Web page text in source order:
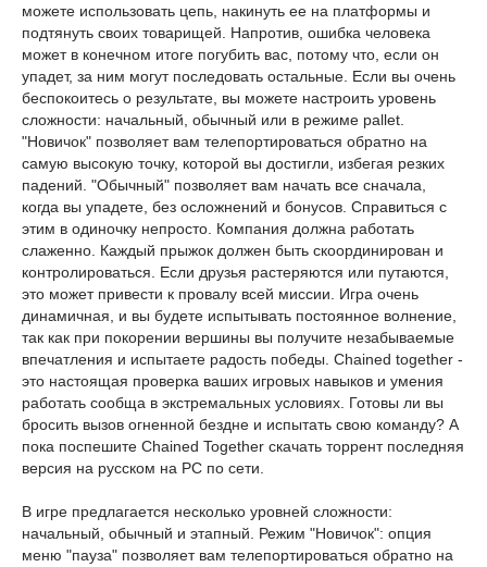
можете использовать цепь, накинуть ее на платформы и
подтянуть своих товарищей. Напротив, ошибка человека
может в конечном итоге погубить вас, потому что, если он
упадет, за ним могут последовать остальные. Если вы очень
беспокоитесь о результате, вы можете настроить уровень
сложности: начальный, обычный или в режиме pallet.
"Новичок" позволяет вам телепортироваться обратно на
самую высокую точку, которой вы достигли, избегая резких
падений. "Обычный" позволяет вам начать все сначала,
когда вы упадете, без осложнений и бонусов. Справиться с
этим в одиночку непросто. Компания должна работать
слаженно. Каждый прыжок должен быть скоординирован и
контролироваться. Если друзья растеряются или путаются,
это может привести к провалу всей миссии. Игра очень
динамичная, и вы будете испытывать постоянное волнение,
так как при покорении вершины вы получите незабываемые
впечатления и испытаете радость победы. Chained together -
это настоящая проверка ваших игровых навыков и умения
работать сообща в экстремальных условиях. Готовы ли вы
бросить вызов огненной бездне и испытать свою команду? А
пока поспешите Chained Together скачать торрент последняя
версия на русском на PC по сети.
В игре предлагается несколько уровней сложности:
начальный, обычный и этапный. Режим "Новичок": опция
меню "пауза" позволяет вам телепортироваться обратно на